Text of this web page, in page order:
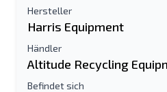
Hersteller
Harris Equipment
Händler
Altitude Recycling
Befindet sich